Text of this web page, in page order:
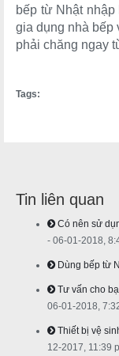
bếp từ Nhật
gia dụng nhà bếp
phải chăng ngay
Tags:
Tin liên quan
Có nên sử
- 06-01-2018,
Dùng bếp từ
Tư vấn cho
06-01-2018,
Thiết bị vệ
12-2017, 11:39